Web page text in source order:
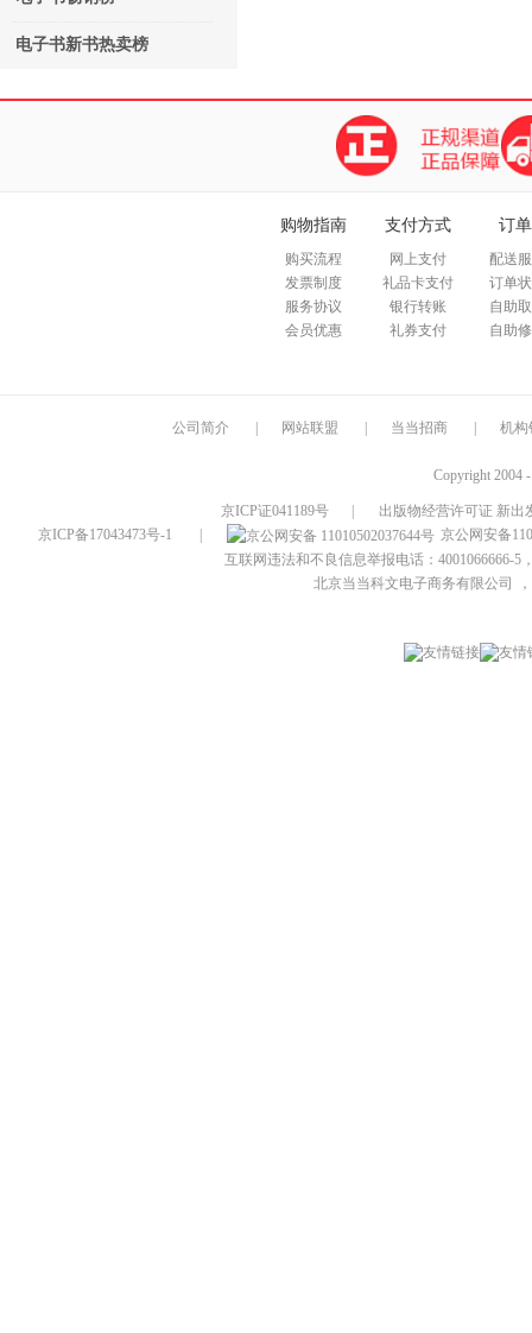
电子书新书热卖榜
购物指南
购买流程
发票制度
服务协议
会员优惠
支付方式
网上支付
礼品卡支付
银行转账
礼券支付
订
配送
订单
自助
自助
公司简介 网站联盟 当当招商 机构
Copyright 2004
京ICP证041189号
出版物经营许可证 新出
京ICP备17043473号-1
京公网安备
互联网违法和不良信息举报电话：4001066666-5
北京当当科文电子商务有限公司